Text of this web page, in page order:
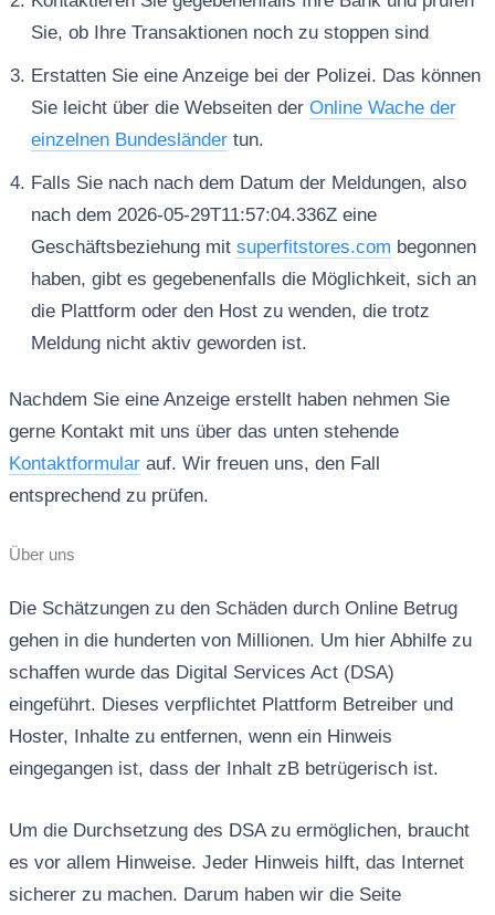
Sie, ob Ihre Transaktionen noch zu stoppen sind
Erstatten Sie eine Anzeige bei der Polizei. Das können
Sie leicht über die Webseiten der Online Wache der
einzelnen Bundesländertun.
Falls Sie nach nach dem Datum der Meldungen, also
nach dem 2026-05-29T11:57:04.336Z eine
Geschäftsbeziehung mit superfitstores.com begonnen
haben, gibt es gegebenenfalls die Möglichkeit, sich an
die Plattform oder den Host zu wenden, die trotz
Meldung nicht aktiv geworden ist.
Nachdem Sie eine Anzeige erstellt haben nehmen Sie
gerne Kontakt mit uns über das unten stehende
Kontaktformularauf. Wir freuen uns, den Fall
entsprechend zu prüfen.
Über uns
Die Schätzungen zu den Schäden durch Online Betrug
gehen in die hunderten von Millionen. Um hier Abhilfe zu
schaffen wurde das Digital Services Act (DSA)
eingeführt. Dieses verpflichtet Plattform Betreiber und
Hoster, Inhalte zu entfernen, wenn ein Hinweis
eingegangen ist, dass der Inhalt zB betrügerisch ist.
Um die Durchsetzung des DSA zu ermöglichen, braucht
es vor allem Hinweise. Jeder Hinweis hilft, das Internet
sicherer zu machen. Darum haben wir die Seite